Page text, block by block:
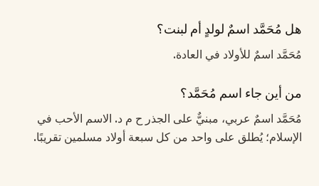
هل مُحَمَّد اسمٌ لولدٍ أم لبنت؟
مُحَمَّد اسمٌ للأولاد في العادة.
من أين جاء اسم مُحَمَّد؟
مُحَمَّد اسمٌ عربي، مبنيٌّ على الجذر ح م د. الاسم الأحب في
الإسلام؛ يُطلق على واحد من كل سبعة أولاد مسلمين تقريبًا.